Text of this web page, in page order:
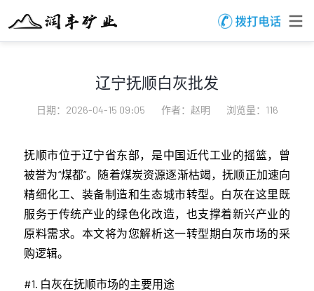
辽宁抚顺白灰批发
日期：2026-04-15 09:05 作者：赵明 浏览量：116
抚顺市位于辽宁省东部，是中国近代工业的摇篮，曾
被誉为“煤都”。随着煤炭资源逐渐枯竭，抚顺正加速向
精细化工、装备制造和生态城市转型。白灰在这里既
服务于传统产业的绿色化改造，也支撑着新兴产业的
原料需求。本文将为您解析这一转型期白灰市场的采
购逻辑。
#1. 白灰在抚顺市场的主要用途